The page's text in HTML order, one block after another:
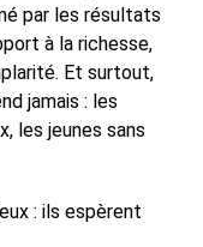
par les résultats
à la richesse,
Et surtout,
jamais : les
les jeunes sans
: ils espèrent